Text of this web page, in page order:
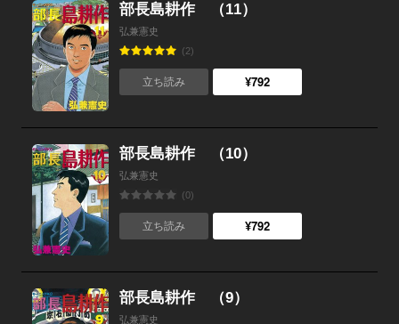
部長島耕作 （11）
弘兼憲史
(2)
立ち読み ¥792
部長島耕作 （10）
弘兼憲史
(0)
立ち読み ¥792
部長島耕作 （9）
弘兼憲史